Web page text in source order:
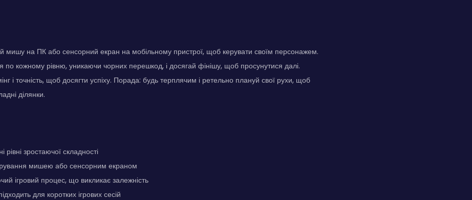
мишу на ПК або сенсорний екран на мобільному пристрої, щоб керувати своїм персонажем.
по кожному рівню, уникаючи чорних перешкод, і досягай фінішу, щоб просунутися далі.
і точність, щоб досягти успіху. Порада: будь терплячим і ретельно плануй свої рухи, щоб
ділянки.
рівні зростаючої складності
мишею або сенсорним екраном
ігровий процес, що викликає залежність
для коротких ігрових сесій